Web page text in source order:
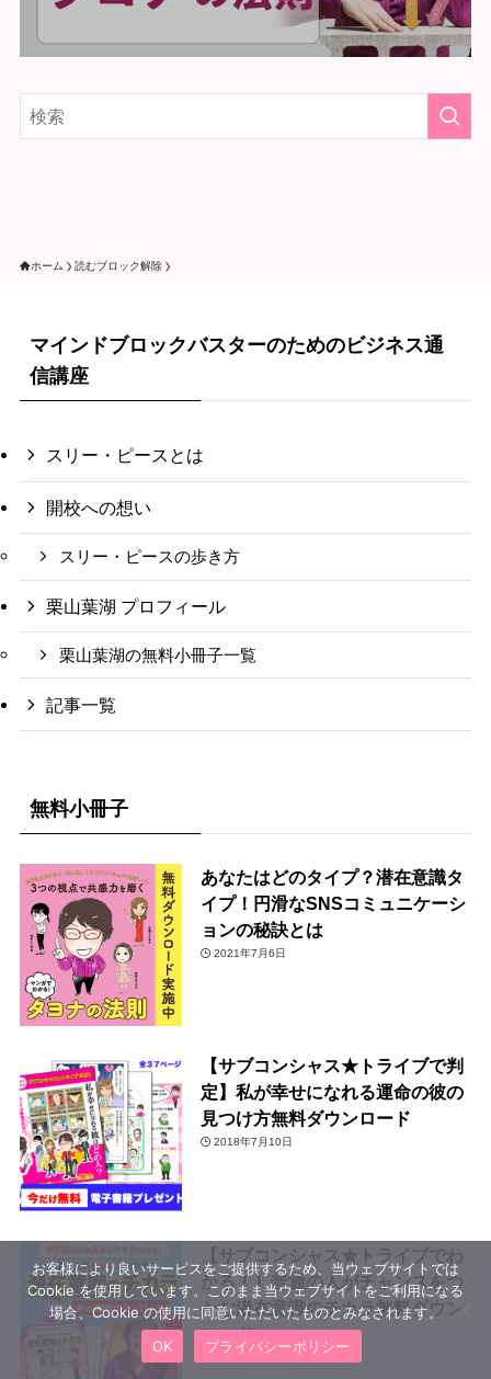
ホーム 読むブロック解除
マインドブロックバスターのためのビジネス通
信講座
スリー・ピースとは
開校への想い
スリー・ピースの歩き方
栗山葉湖 プロフィール
栗山葉湖の無料小冊子一覧
記事一覧
無料小冊子
あなたはどのタイプ？潜在意識タ
イプ！円滑なSNSコミュニケーシ
ョンの秘訣とは
2021年7月6日
【サブコンシャス★トライブで判
定】私が幸せになれる運命の彼の
見つけ方無料ダウンロード
2018年7月10日
【サブコンシャス★トライブでわ
かる！】普通の人がチャンスをつ
かむ潜在意識のチカラ無料ダウン
ロード
2018年4月8日
お客様により良いサービスをご提供するため、当ウェブサイトでは
Cookie を使用しています。このまま当ウェブサイトをご利用になる
場合、Cookie の使用に同意いただいたものとみなされます。
OK
プライバシーポリシー